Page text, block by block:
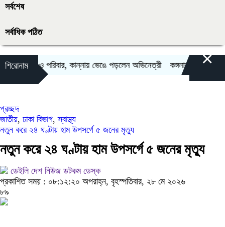
সর্বশেষ
সর্বাধিক পঠিত
শিরোনামমা ও পরিবার, কান্নায় ভেঙে পড়লেন অভিনেত্রী কঙ্গনার পুরনো ভিডিও
×
প্রচ্ছদ
জাতীয়, ঢাকা বিভাগ,স্বাস্থ্য
নতুন করে ২৪ ঘণ্টায় হাম উপসর্গে ৫ জনের মৃত্যু
নতুন করে ২৪ ঘণ্টায় হাম উপসর্গে ৫ জনের মৃত্যু
ডেইলি দেশ নিউজ ডটকম ডেস্ক
প্রকাশিত সময় : ০৮:১২:২০ অপরাহ্ন, বৃহস্পতিবার, ২৮ মে ২০২৬
৮৯